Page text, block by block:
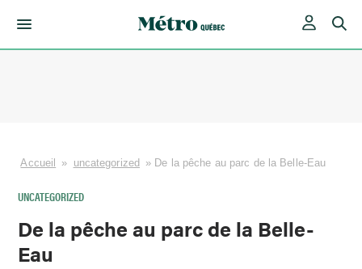
Accueil » uncategorized » De la pêche au parc de la Belle-Eau
UNCATEGORIZED
De la pêche au parc de la Belle-
Eau